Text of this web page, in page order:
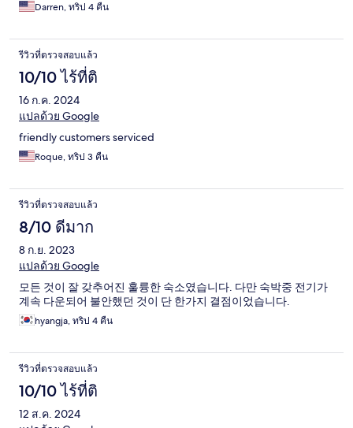
Darren, ทริป 4 คืน
รีวิวที่ตรวจสอบแล้ว
10/10 ไร้ที่ติ
16 ก.ค. 2024
แปลด้วย Google
friendly customers serviced
Roque, ทริป 3 คืน
รีวิวที่ตรวจสอบแล้ว
8/10 ดีมาก
8 ก.ย. 2023
แปลด้วย Google
모든 것이 잘 갖추어진 훌륭한 숙소였습니다. 다만 숙박중 전기가
계속 다운되어 불안했던 것이 단 한가지 결점이었습니다.
hyangja, ทริป 4 คืน
รีวิวที่ตรวจสอบแล้ว
10/10 ไร้ที่ติ
12 ส.ค. 2024